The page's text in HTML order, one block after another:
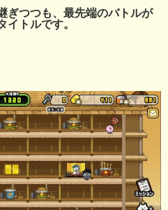
ぎつつも、最先端のバトルが
イトルです。